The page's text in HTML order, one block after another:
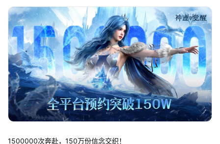
1500000次奔赴，150万份信念交织！